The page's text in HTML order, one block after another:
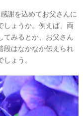
謝を込めてお父さんに
しょうか。例えば、両
てみるとか、お父さん
段はなかなか伝えられ
ょう。